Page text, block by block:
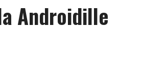
Androidille